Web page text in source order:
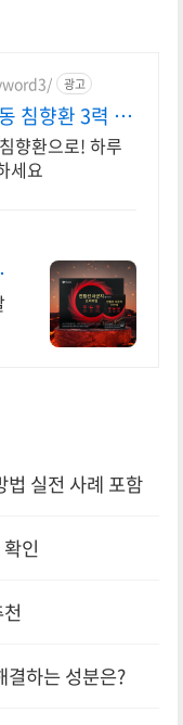
광고
침향환 3력 집
향환으로! 하루
세요
법 실전 사례 포함
인
결하는 성분은?